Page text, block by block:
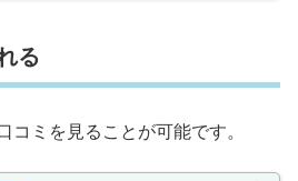
る
コミを見ることが可能です。